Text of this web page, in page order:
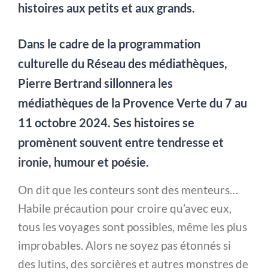
histoires aux petits et aux grands.
Dans le cadre de la programmation
culturelle du Réseau des médiathèques,
Pierre Bertrand sillonnera les
médiathèques de la Provence Verte du 7 au
11 octobre 2024. Ses histoires se
promènent souvent entre tendresse et
ironie, humour et poésie.
On dit que les conteurs sont des menteurs…
Habile précaution pour croire qu’avec eux,
tous les voyages sont possibles, même les plus
improbables. Alors ne soyez pas étonnés si
des lutins, des sorcières et autres monstres de